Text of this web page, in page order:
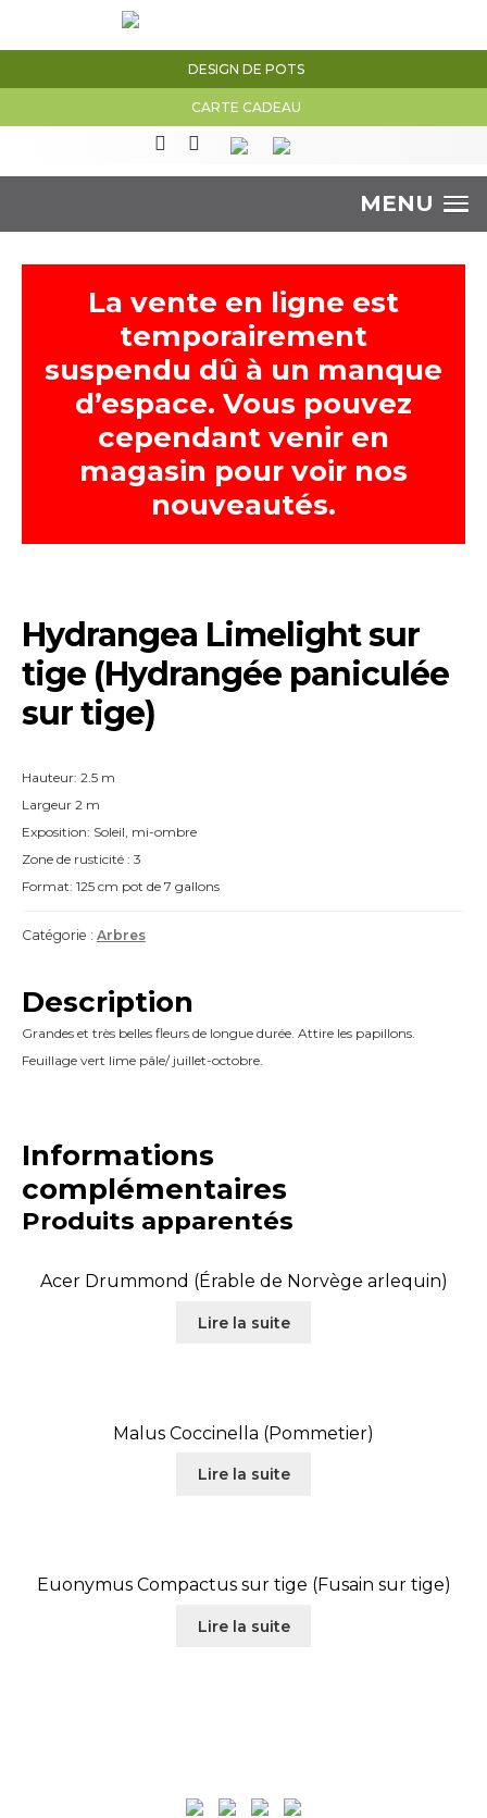
DESIGN DE POTS
CARTE CADEAU
MENU
La vente en ligne est
temporairement
suspendu dû à un manque
d’espace. Vous pouvez
cependant venir en
magasin pour voir nos
nouveautés.
Hydrangea Limelight sur
tige (Hydrangée paniculée
sur tige)
Hauteur: 2.5 m
Largeur 2 m
Exposition: Soleil, mi-ombre
Zone de rusticité : 3
Format: 125 cm pot de 7 gallons
Catégorie : Arbres
Description
Grandes et très belles fleurs de longue durée. Attire les papillons.
Feuillage vert lime pâle/ juillet-octobre.
Informations
complémentaires
Produits apparentés
Acer Drummond (Érable de Norvège arlequin)
Lire la suite
Malus Coccinella (Pommetier)
Lire la suite
Euonymus Compactus sur tige (Fusain sur tige)
Lire la suite